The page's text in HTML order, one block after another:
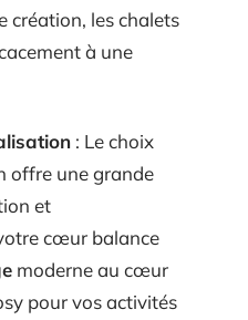
création, les chalets
à une
: Le choix
offre une grande
et
cœur balance
moderne au cœur
pour vos activités